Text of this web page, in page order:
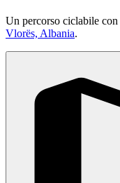
Un percorso ciclabile con
Vlorës, Albania.